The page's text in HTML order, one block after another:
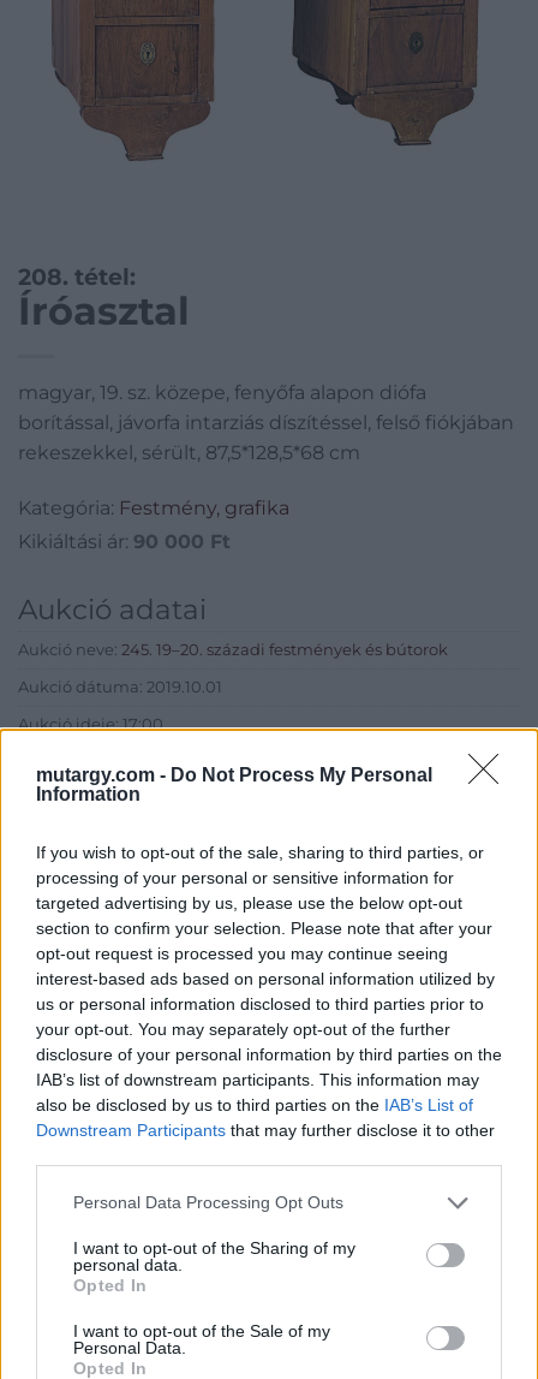
mutargy.com - Do Not Process My Personal
Information
If you wish to opt-out of the sale, sharing to third parties, or
processing of your personal or sensitive information for
targeted advertising by us, please use the below opt-out
section to confirm your selection. Please note that after your
opt-out request is processed you may continue seeing
interest-based ads based on personal information utilized by
us or personal information disclosed to third parties prior to
your opt-out. You may separately opt-out of the further
disclosure of your personal information by third parties on the
IAB’s list of downstream participants. This information may
also be disclosed by us to third parties on the IAB’s List of
Downstream Participants that may further disclose it to other
Personal Data Processing Opt Outs
I want to opt-out of the Sharing of my
personal data.
Opted In
I want to opt-out of the Sale of my
Personal Data.
Opted In
208. tétel:
Íróasztal
magyar, 19. sz. közepe, fenyőfa alapon diófa
borítással, jávorfa intarziás díszítéssel, felső fiókjában
rekeszekkel, sérült, 87,5*128,5*68 cm
Kategória: Festmény, grafika
Kikiáltási ár: 90 000 Ft
Aukció adatai
Aukció neve: 245. 19–20. századi festmények és bútorok
Aukció dátuma: 2019.10.01
Aukció ideje: 17:00
Tételszám: 208
Eladó adatai
Eladó:Nagyházi Galéria és
Aukciósház
Cím: Müller Márta
Nagyházi Galéria és Aukciósház
Kft.
1055 Budapest, Balaton utca 8.
Telefon: +361 475 6000 +361
4756005
http://www.nagyhazi.hu
Bemutatkozás: Magas színvonalú festmények és műtárgyak,
néprajzi tárgyak értékesítése és aukcionálása. Hagyatékok és
gyűjtemények árverezése. Ingyenes értékbecslés. Árveréseinkre
GALÉRIA TOVÁBBI MŰTÁRGYAI